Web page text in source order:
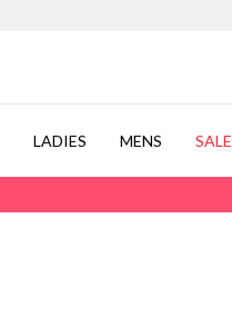
LADIES MENS SALE